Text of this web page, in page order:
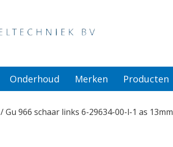
Onderhoud Merken Producten
/ Gu 966 schaar links 6-29634-00-l-1 as 13mm